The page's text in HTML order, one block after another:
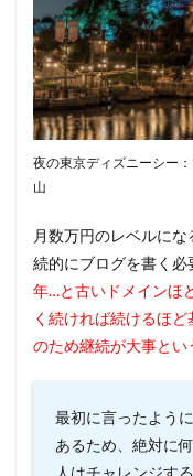
夜の東京ディズニーシー
山
月数万円のレベルに
続的にブログを書く必
年…と古いドメインほ
く続ければ続けるほ
のため継続が大事とい
最初に言ったよう
あるため、絶対に